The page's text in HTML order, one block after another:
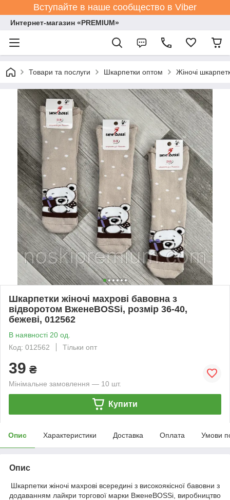
Вступайте в наше сообщество в Viber
Интернет-магазин «PREMIUM»
Товари та послуги Шкарпетки оптом Жіночі
Шкарпетки жіночі махрові бавовна з
відворотом ВженеBOSSі, розмір 36-40,
бежеві, 012562
В наявності 20 од.
Код: 012562
Тільки опт
39 ₴
Мінімальне замовлення — 10 шт.
Купити
Опис Характеристики Доставка Оплата Умови
Опис
Шкарпетки жіночі махрові всередині з високоякісної бавовни з
додаванням лайкри торгової марки ВженеBOSSі, виробництво